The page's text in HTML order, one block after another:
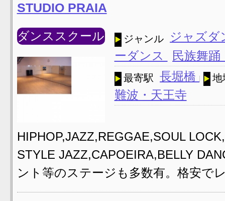
STUDIO PRAIA
ダンススクール ジャンル
ジャズ
ーダンス
民族舞
最寄駅 長堀橋 地
難波・天王寺
HIPHOP,JAZZ,REGGAE,SOUL
STYLE JAZZ,CAPOEIRA,BELLY
ント等のステージも多数有。格安